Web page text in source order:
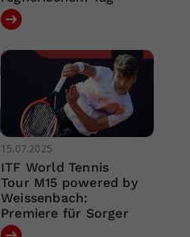
15.07.2025
ITF World Tennis
Tour M15 powered by
Weissenbach:
Premiere für Sorger